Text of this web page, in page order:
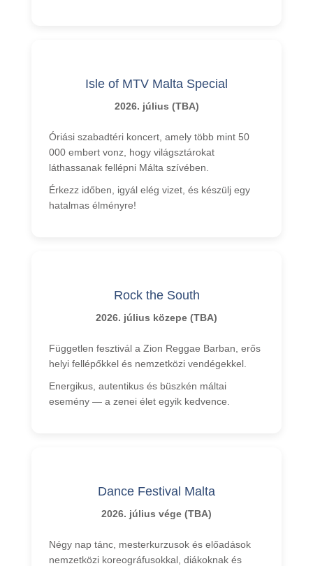
Isle of MTV Malta Special
2026. július (TBA)
Óriási szabadtéri koncert, amely több mint 50
000 embert vonz, hogy világsztárokat
láthassanak fellépni Málta szívében.
Érkezz időben, igyál elég vizet, és készülj egy
hatalmas élményre!
Rock the South
2026. július közepe (TBA)
Független fesztivál a Zion Reggae Barban, erős
helyi fellépőkkel és nemzetközi vendégekkel.
Energikus, autentikus és büszkén máltai
esemény — a zenei élet egyik kedvence.
Dance Festival Malta
2026. július vége (TBA)
Négy nap tánc, mesterkurzusok és előadások
nemzetközi koreográfusokkal, diákoknak és